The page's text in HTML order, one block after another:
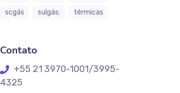
scgás
sulgás; térmicas
Contato
+55 21 3970-1001/3995-
4325